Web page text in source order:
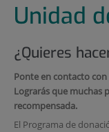
Unidad
¿Quieres
Ponte en contacto
Lograrás que muchas
recompensada.
El Programa de